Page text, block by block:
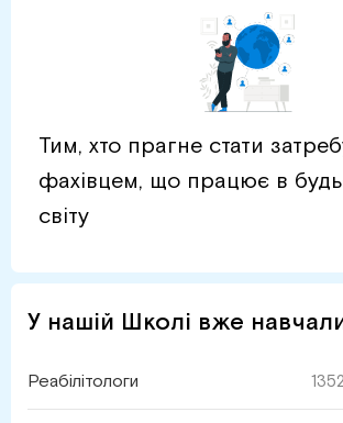
Тим, хто прагне стати
фахівцем, що працює в будь-
світу
У нашій Школі вже
Реабілітологи